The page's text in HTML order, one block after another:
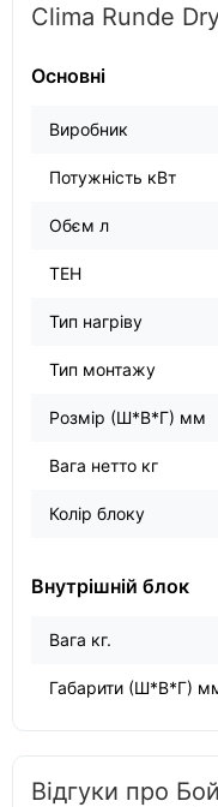
Clima Runde
Основні
Виробник
Потужність кВт
Обєм л
ТЕН
Тип нагріву
Тип монтажу
Розмір (Ш*В*Г) мм
Вага нетто кг
Колір блоку
Внутрішній блок
Вага кг.
Габарити (Ш*В*Г)
Відгуки про